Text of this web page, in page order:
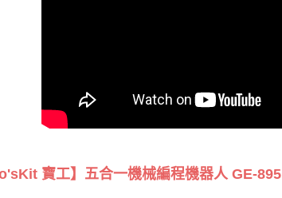
寶工】五合一機械編程機器人 GE-895